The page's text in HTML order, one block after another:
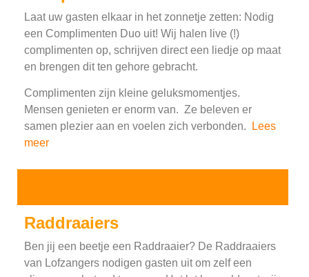
Laat uw gasten elkaar in het zonnetje zetten: Nodig
een Complimenten Duo uit! Wij halen live (!)
complimenten op, schrijven direct een liedje op maat
en brengen dit ten gehore gebracht.
Complimenten zijn kleine geluksmomentjes.
Mensen genieten er enorm van. Ze beleven er
samen plezier aan en voelen zich verbonden.
Lees
meer
Raddraaiers
Ben jij een beetje een Raddraaier? De Raddraaiers
van Lofzangers nodigen gasten uit om zelf een